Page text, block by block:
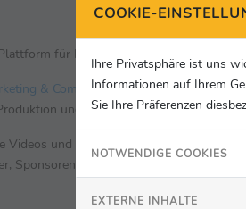
für Ihre erfolgreiche Sport PR.
& Communication Services GmbH ,
und Distribution von
Videos und wird auf SPP -
Sponsoren, Verbände, Vereine, PR
COOKIE-
Ihre Privatsphäre ist uns
Informationen auf Ihrem
Sie Ihre Präferenzen
NOTWENDIGE COOKIES
EXTERNE INHALTE